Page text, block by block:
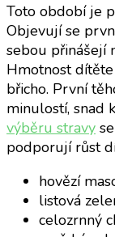
Toto období je
Objevují se
sebou přinášejí
Hmotnost
břicho. První
minulostí, snad
výběru stravy
podporují růst
hovězí
listová
celozrnný